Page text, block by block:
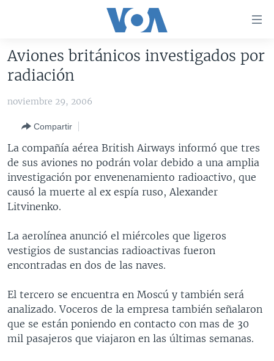
accesibilidad
contenido
Salte
navegador
principal
Salte
búsqueda
AMÉRICA DEL NORTE
HAITÍ
ELECCIONES EEUU
VOTO DIVIDIDO
VOA VERIFICA
VOA VERIFICA UCRANIA/RUSIA
VOA VERIFICA INMIGRACIÓN
VOA VERIFICA AMÉRICA LATINA
AMÉRICA LATINA
ARGENTINA
BOLIVIA
COLOMBIA
PERÚ
ECUADOR
BRASIL
CHINA EN AMÉRICA LATINA
CENTROAMÉRICA
COSTA RICA
GUATEMALA
HONDURAS
OTRAS SECCIONES
LIBERTAD DE PRENSA
MUNDO
ENTRETENIMIENTO Y CULTURA
TECNOLOGÍA
LIBERTAD DE PRENSA
UCRANIA
VIDEOS
FOTOGRAFÍA
PROGRAMAS TV
EL MUNDO AL DÍA
RADIO
Aviones británicos investigados por
radiación
noviembre 29, 2006
Compartir
La compañía aérea British Airways informó que tres
de sus aviones no podrán volar debido a una amplia
investigación por envenenamiento radioactivo, que
causó la muerte al ex espía ruso, Alexander
Litvinenko.
La aerolínea anunció el miércoles que ligeros
vestigios de sustancias radioactivas fueron
encontradas en dos de las naves.
El tercero se encuentra en Moscú y también será
analizado. Voceros de la empresa también señalaron
que se están poniendo en contacto con mas de 30
mil pasajeros que viajaron en las últimas semanas.